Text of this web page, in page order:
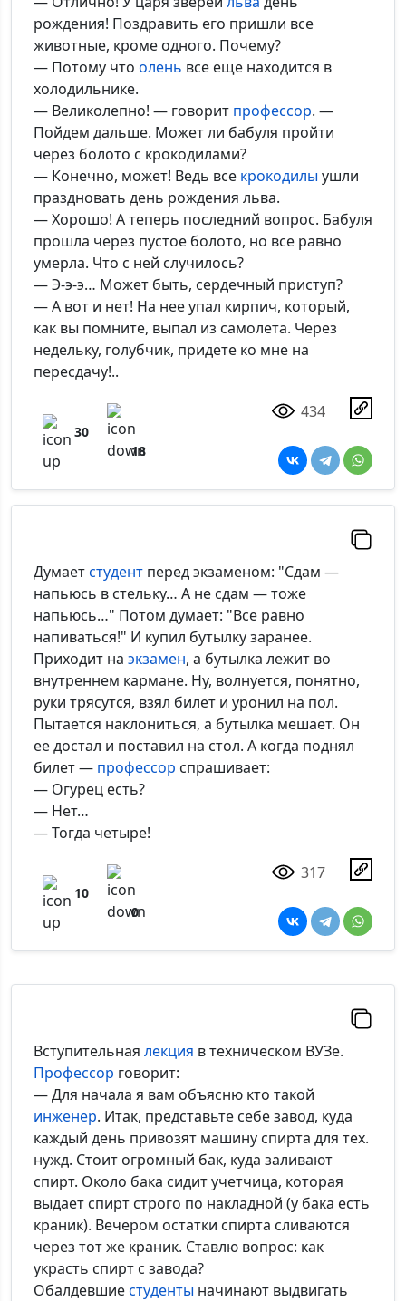
рождения! Поздравить его пришли все
животные, кроме одного. Почему?
— Потому что олень все еще находится в
холодильнике.
— Великолепно! — говорит профессор. —
Пойдем дальше. Может ли бабуля пройти
через болото с крокодилами?
— Конечно, может! Ведь все крокодилыушли
праздновать день рождения льва.
— Хорошо! А теперь последний вопрос. Бабуля
прошла через пустое болото, но все равно
умерла. Что с ней случилось?
— Э-э-э… Может быть, сердечный приступ?
— А вот и нет! На нее упал кирпич, который,
как вы помните, выпал из самолета. Через
недельку, голубчик, придете ко мне на
пересдачу!..
30
18
434
Думаетстудент перед экзаменом: "Сдам —
напьюсь в стельку… А не сдам — тоже
напьюсь…" Потом думает: "Все равно
напиваться!" И купил бутылку заранее.
Приходит на экзамен, а бутылка лежит во
внутреннем кармане. Ну, волнуется, понятно,
руки трясутся, взял билет и уронил на пол.
Пытается наклониться, а бутылка мешает. Он
ее достал и поставил на стол. А когда поднял
билет — профессор спрашивает:
— Огурец есть?
— Нет…
— Тогда четыре!
10
0
317
Вступительная лекция в техническом ВУЗе.
Профессор говорит:
— Для начала я вам объясню кто такой
инженер. Итак, представьте себе завод, куда
каждый день привозят машину спирта для тех.
нужд. Стоит огромный бак, куда заливают
спирт. Около бака сидит учетчица, которая
выдает спирт строго по накладной (у бака есть
краник). Вечером остатки спирта сливаются
через тот же краник. Ставлю вопрос: как
украсть спирт с завода?
Обалдевшиестуденты начинают выдвигать